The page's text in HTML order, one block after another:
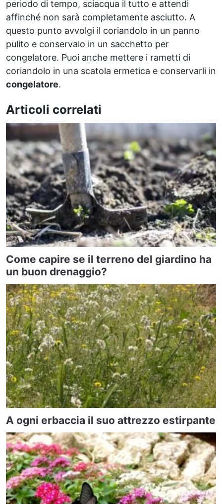
periodo di tempo, sciacqua il tutto e attendi
affinché non sarà completamente asciutto. A
questo punto avvolgi il coriandolo in un panno
pulito e conservalo in un sacchetto per
congelatore. Puoi anche mettere i rametti di
coriandolo in una scatola ermetica e conservarli in
congelatore.
Articoli correlati
Come capire se il terreno del giardino ha
un buon drenaggio?
A ogni erbaccia il suo attrezzo estirpante